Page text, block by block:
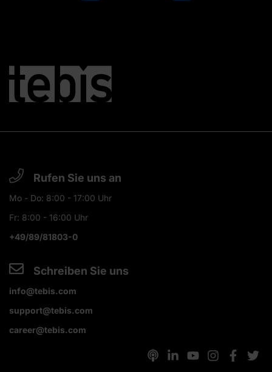
Rufen Sie uns an
Mo - Do: 8:00 - 17:00 Uhr
Fr: 8:00 - 16:00 Uhr
+49/89/81803-0
Schreiben Sie uns
info@tebis.com
support@tebis.com
career@tebis.com